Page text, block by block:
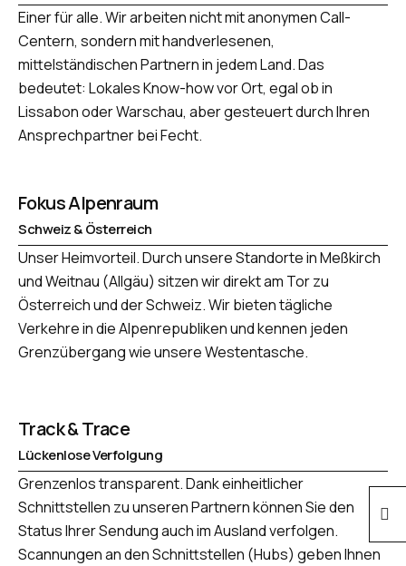
Einer für alle. Wir arbeiten nicht mit anonymen Call-
Centern, sondern mit handverlesenen,
mittelständischen Partnern in jedem Land. Das
bedeutet: Lokales Know-how vor Ort, egal ob in
Lissabon oder Warschau, aber gesteuert durch Ihren
Ansprechpartner bei Fecht.
Fokus Alpenraum
Schweiz & Österreich
Unser Heimvorteil. Durch unsere Standorte in Meßkirch
und Weitnau (Allgäu) sitzen wir direkt am Tor zu
Österreich und der Schweiz. Wir bieten tägliche
Verkehre in die Alpenrepubliken und kennen jeden
Grenzübergang wie unsere Westentasche.
Track & Trace
Lückenlose Verfolgung
Grenzenlos transparent. Dank einheitlicher
Schnittstellen zu unseren Partnern können Sie den
Status Ihrer Sendung auch im Ausland verfolgen.
Scannungen an den Schnittstellen (Hubs) geben Ihnen